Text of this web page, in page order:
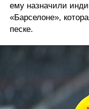
ему назначили
«Барселоне»,
песке.